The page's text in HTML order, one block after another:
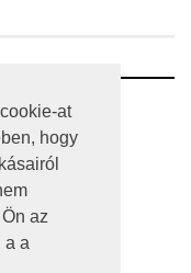
at
hogy
az
a a